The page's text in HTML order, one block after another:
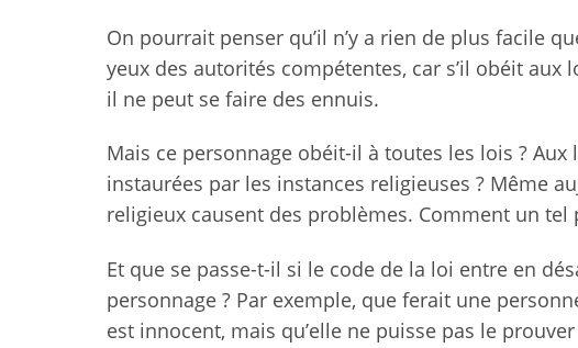
On pourrait penser qu’il n’y a rien de plus facile
yeux des autorités compétentes, car s’il obéit aux
il ne peut se faire des ennuis.
Mais ce personnage obéit-il à toutes les lois ?
instaurées par les instances religieuses ? Même
religieux causent des problèmes. Comment un
Et que se passe-t-il si le code de la loi entre en
personnage ? Par exemple, que ferait une
est innocent, mais qu’elle ne puisse pas le